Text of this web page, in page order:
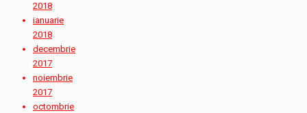
2018
ianuarie
2018
decembrie
2017
noiembrie
2017
octombrie